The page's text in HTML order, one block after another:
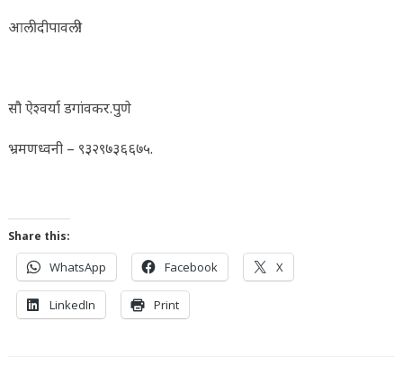
आली दीपावली!
सौ ऐश्वर्या डगांवकर.पुणे
भ्रमणध्वनी – ९३२९७३६६७५.
Share this:
WhatsApp Facebook X
LinkedIn Print